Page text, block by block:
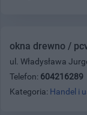
okna drewno /
ul. Władysława
Telefon: 604216289
Kategoria: Handel i